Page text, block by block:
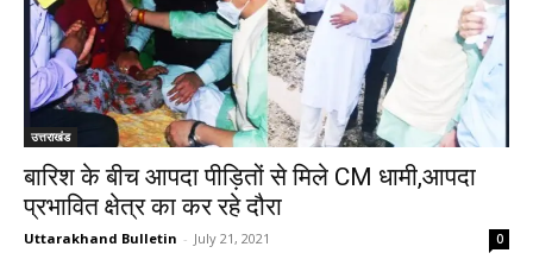
उत्तराखंड
बारिश के बीच आपदा पीड़ितों से मिले CM धामी,आपदा
प्रभावित क्षेत्र का कर रहे दौरा
Uttarakhand Bulletin - July 21, 2021 0